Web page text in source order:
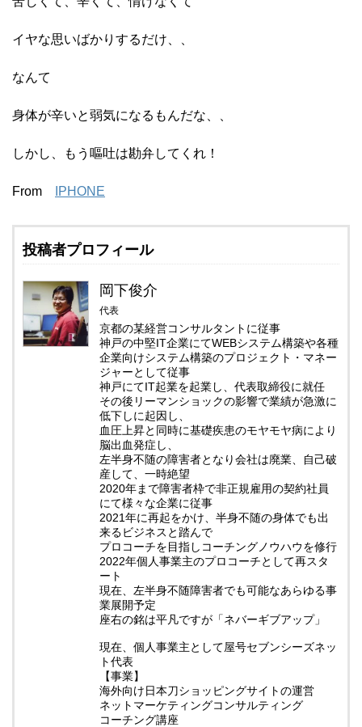
イヤな思いばかりするだけ、、
なんて
身体が辛いと弱気になるもんだな、、
しかし、もう嘔吐は勘弁してくれ！
From IPHONE
投稿者プロフィール
岡下俊介
代表
京都の某経営コンサルタントに従事
神戸の中堅IT企業にてWEBシステム構築や各種
企業向けシステム構築のプロジェクト・マネー
ジャーとして従事
神戸にてIT起業を起業し、代表取締役に就任
その後リーマンショックの影響で業績が急激に
低下しに起因し、
血圧上昇と同時に基礎疾患のモヤモヤ病により
脳出血発症し、
左半身不随の障害者となり会社は廃業、自己破
産して、一時絶望
2020年まで障害者枠で非正規雇用の契約社員
にて様々な企業に従事
2021年に再起をかけ、半身不随の身体でも出
来るビジネスと踏んで
プロコーチを目指しコーチングノウハウを修行
2022年個人事業主のプロコーチとして再スタ
ート
現在、左半身不随障害者でも可能なあらゆる事
業展開予定
座右の銘は平凡ですが「ネバーギブアップ」
現在、個人事業主として屋号セブンシーズネッ
ト代表
【事業】
海外向け日本刀ショッピングサイトの運営
ネットマーケティングコンサルティング
コーチング講座